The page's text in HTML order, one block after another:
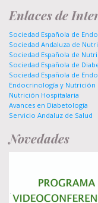
Enlaces de
Sociedad Española de
Sociedad Andaluza de
Sociedad Española de
Sociedad Española de
Sociedad Española de
Endocrinología y Nutrición
Nutrición Hospitalaria
Avances en Diabetología
Servicio Andaluz de Salud
Novedades